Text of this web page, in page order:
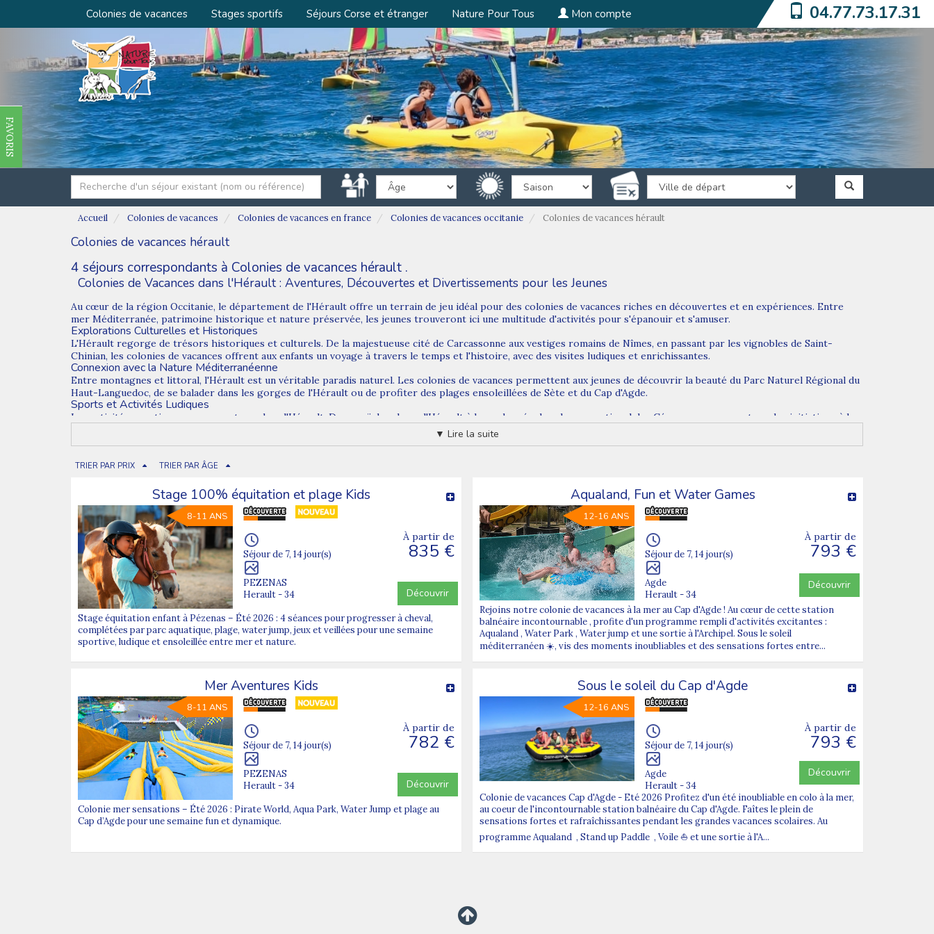
Colonies de vacances Stages sportifs Séjours Corse et étranger Nature Pour Tous Mon compte 04.77.73.17.31
FAVORIS
Accueil Colonies de vacances Colonies de vacances en france Colonies de vacances occitanie Colonies de vacances hérault
Colonies de vacances hérault
4 séjours correspondants à Colonies de vacances hérault .
Colonies de Vacances dans l'Hérault : Aventures, Découvertes et Divertissements pour les Jeunes
Au cœur de la région Occitanie, le département de l'Hérault offre un terrain de jeu idéal pour des colonies de vacances riches en découvertes et en expériences. Entre
mer Méditerranée, patrimoine historique et nature préservée, les jeunes trouveront ici une multitude d'activités pour s'épanouir et s'amuser.
Explorations Culturelles et Historiques
L'Hérault regorge de trésors historiques et culturels. De la majestueuse cité de Carcassonne aux vestiges romains de Nîmes, en passant par les vignobles de Saint-
Chinian, les colonies de vacances offrent aux enfants un voyage à travers le temps et l'histoire, avec des visites ludiques et enrichissantes.
Connexion avec la Nature Méditerranéenne
Entre montagnes et littoral, l'Hérault est un véritable paradis naturel. Les colonies de vacances permettent aux jeunes de découvrir la beauté du Parc Naturel Régional du
Haut-Languedoc, de se balader dans les gorges de l'Hérault ou de profiter des plages ensoleillées de Sète et du Cap d'Agde.
Sports et Activités Ludiques
Les activités sportives ne manquent pas dans l'Hérault. Du canoë-kayak sur l'Hérault à la randonnée dans le parc national des Cévennes, en passant par les initiations à la
voile sur la Méditerranée ou les escapades à vélo le long du Canal du Midi, les jeunes auront l'embarras du choix.
les activités tout en veillant au bien-être des enfants. Ils évoluent dans un environnement sécurisé et propice à l'apprentissage.
Participer à une colonie de vacances dans l'Hérault, c'est bien plus qu'une simple escapade estivale. C'est une opportunité pour les jeunes de développer leur autonomie,
de créer des liens durables, de découvrir de nouveaux horizons, et de vivre des expériences inoubliables.
Conclusion
Les colonies de vacances dans l'Hérault offrent une combinaison parfaite entre découvertes culturelles, activités sportives et développement personnel. Elles permettent
aux jeunes de s'épanouir dans un environnement riche en diversité, entre patrimoine historique et nature préservée.
Découvrez également nos
colonies de vacances dans les Pyrénées Orientales
▼ Lire la suite
TRIER PAR PRIX TRIER PAR ÂGE
Stage 100% équitation et plage Kids
8-11 ANS
Séjour de 7, 14 jour(s)
PEZENAS
Herault - 34
À partir de
835 €
Découvrir
Stage équitation enfant à Pézenas – Été 2026 : 4 séances pour progresser à cheval,
complétées par parc aquatique, plage, water jump, jeux et veillées pour une semaine
sportive, ludique et ensoleillée entre mer et nature.
Aqualand, Fun et Water Games
12-16 ANS
Séjour de 7, 14 jour(s)
Agde
Herault - 34
À partir de
793 €
Découvrir
Rejoins notre colonie de vacances à la mer au Cap d'Agde ! Au cœur de cette station
balnéaire incontournable , profite d'un programme rempli d'activités excitantes :
Aqualand , Water Park , Water jump et une sortie à l'Archipel. Sous le soleil
méditerranéen ☀️, vis des moments inoubliables et des sensations fortes entre...
Mer Aventures Kids
8-11 ANS
Séjour de 7, 14 jour(s)
PEZENAS
Herault - 34
À partir de
782 €
Découvrir
Colonie mer sensations – Été 2026 : Pirate World, Aqua Park, Water Jump et plage au
Cap d’Agde pour une semaine fun et dynamique.
Sous le soleil du Cap d'Agde
12-16 ANS
Séjour de 7, 14 jour(s)
Agde
Herault - 34
À partir de
793 €
Découvrir
Colonie de vacances Cap d'Agde - Eté 2026 Profitez d'un été inoubliable en colo à la mer,
au coeur de l'incontournable station balnéaire du Cap d'Agde. Faîtes le plein de
sensations fortes et rafraîchissantes pendant les grandes vacances scolaires. Au
programme Aqualand , Stand up Paddle , Voile ⛵ et une sortie à l'A...